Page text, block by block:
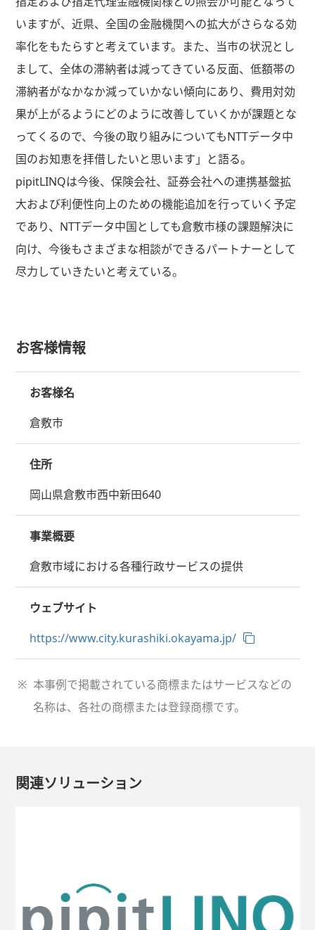
いますが、近県、全国の金融機関への拡大がさらなる効
率化をもたらすと考えています。また、当市の状況とし
まして、全体の滞納者は減ってきている反面、低額帯の
滞納者がなかなか減っていかない傾向にあり、費用対効
果が上がるようにどのように改善していくかが課題とな
ってくるので、今後の取り組みについてもNTTデータ中
国のお知恵を拝借したいと思います」と語る。
pipitLINQは今後、保険会社、証券会社への連携基盤拡
大および利便性向上のための機能追加を行っていく予定
であり、NTTデータ中国としても倉敷市様の課題解決に
向け、今後もさまざまな相談ができるパートナーとして
尽力していきたいと考えている。
お客様情報
お客様名
倉敷市
住所
岡山県倉敷市西中新田640
事業概要
倉敷市域における各種行政サービスの提供
ウェブサイト
https://www.city.kurashiki.okayama.jp/
※ 本事例で掲載されている商標またはサービスなどの
名称は、各社の商標または登録商標です。
関連ソリューション